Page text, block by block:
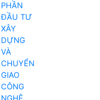
PHẦN
ĐẦU TƯ
XÂY
DỰNG
VÀ
CHUYỂN
GIAO
CÔNG
NGHỆ